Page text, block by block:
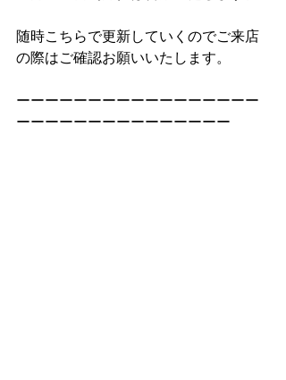
随時こちらで更新していくのでご来店
の際はご確認お願いいたします。
ーーーーーーーーーーーーーーーーー
ーーーーーーーーーーーーーーー